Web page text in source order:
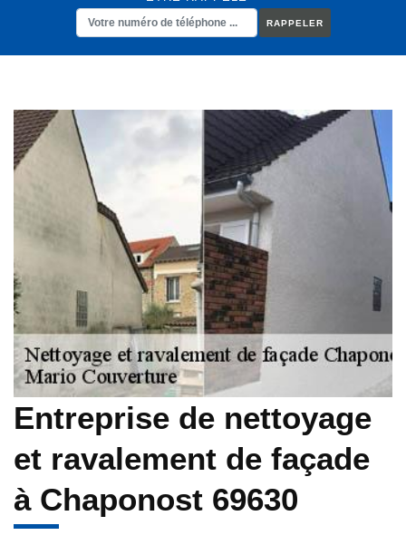
Entreprise de nettoyage
et ravalement de façade
à Chaponost 69630